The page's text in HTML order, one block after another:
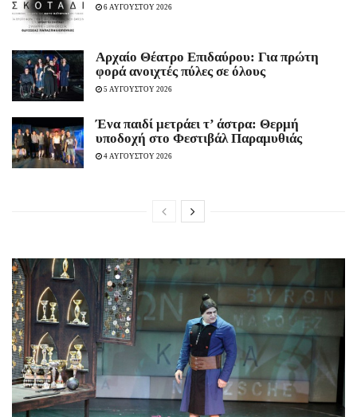
6 ΑΥΓΟΥΣΤΟΥ 2026
Αρχαίο Θέατρο Επιδαύρου: Για πρώτη
φορά ανοιχτές πύλες σε όλους
5 ΑΥΓΟΥΣΤΟΥ 2026
Ένα παιδί μετράει τ’ άστρα: Θερμή
υποδοχή στο Φεστιβάλ Παραμυθιάς
4 ΑΥΓΟΥΣΤΟΥ 2026